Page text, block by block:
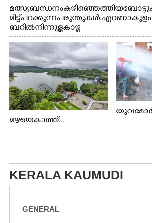
മത്സ്യബന്ധനം കഴിഞ്ഞെത്തിയ
മിട്ട് പറക്കുന്ന പരുന്തുകൾ.
ബറിൽ നിന്നുള്ള കാഴ്ച
മഴയെകാത്ത്...
KERALA KAUMUDI
GENERAL